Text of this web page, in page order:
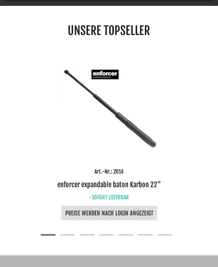
UNSERE TOPSELLER
Art.-Nr.: 2014
enforcer expandable baton Karbon 22"
• SOFORT LIEFERBAR
PREISE WERDEN NACH LOGIN ANGEZEIGT